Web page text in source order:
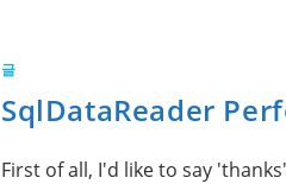
글
SqlDataReader
First of all, I'd like to say